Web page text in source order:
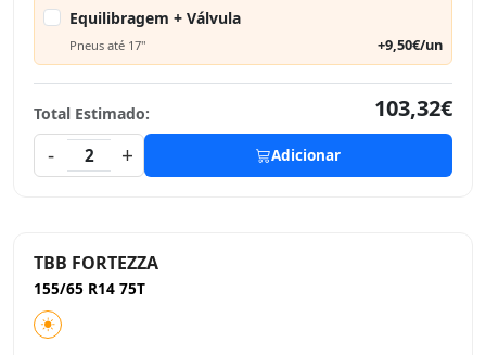
Equilibragem + Válvula
Pneus até 17" +9,50€/un
Total Estimado:
103,32€
-
2 + Adicionar
TBB FORTEZZA
155/65 R14 75T